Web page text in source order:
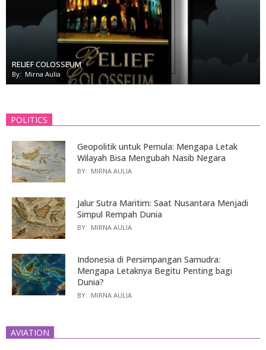
RELIEF COLOSSEUM
By: Mirna Aulia
POLITICS
Geopolitik untuk Pemula: Mengapa Letak
Wilayah Bisa Mengubah Nasib Negara
BY: MIRNA AULIA
Jalur Sutra Maritim: Saat Nusantara Menjadi
Simpul Rempah Dunia
BY: MIRNA AULIA
Indonesia di Persimpangan Samudra:
Mengapa Letaknya Begitu Penting bagi
Dunia?
BY: MIRNA AULIA
AVIATION